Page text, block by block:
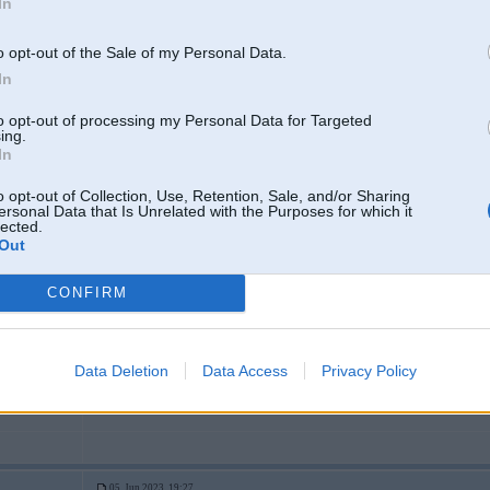
opt-out of the Sale of my Personal Data.
opt-out of processing my Personal Data for Targeted
opt-out of Collection, Use, Retention, Sale, and/or Sharing
Data that Is Unrelated with the Purposes for which it
CONFIRM
Data Deletion Data Access Privacy Policy
Tā vannīte palīdz saredzēt noplūdi un ātrāk novērst nevis sagaidīt kad
Tradicionāli - vīrietis ar sievieti - auto ar iekšdedzes dzinēju!
Vajag uzlikt kameru... Un vēl papildus udens sensoru... Savadāk ir
05. Jun 2023, 19:27